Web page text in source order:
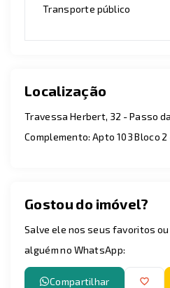
Transporte público
Localização
Travessa Herbert, 32 - Passo
Complemento: Apto 103 Bloco 2
Gostou do imóvel?
Salve ele nos seus favoritos
alguém no WhatsApp:
Compartilhar